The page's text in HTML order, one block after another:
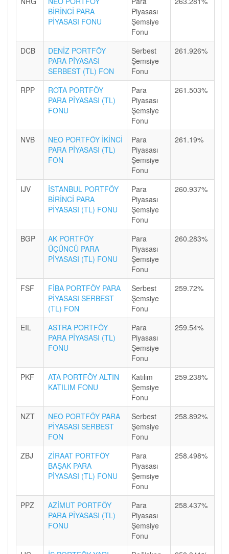
BİRİNCİ PARA
PİYASASI FONU
Piyasası
Şemsiye
Fonu
DCB
DENİZ PORTFÖY
PARA PİYASASI
SERBEST (TL) FON
Serbest
Şemsiye
Fonu
261.926%
RPP
ROTA PORTFÖY
PARA PİYASASI (TL)
FONU
Para
Piyasası
Şemsiye
Fonu
261.503%
NVB
NEO PORTFÖY İKİNCİ
PARA PİYASASI (TL)
FON
Para
Piyasası
Şemsiye
Fonu
261.19%
IJV
İSTANBUL PORTFÖY
BİRİNCİ PARA
PİYASASI (TL) FONU
Para
Piyasası
Şemsiye
Fonu
260.937%
BGP
AK PORTFÖY
ÜÇÜNCÜ PARA
PİYASASI (TL) FONU
Para
Piyasası
Şemsiye
Fonu
260.283%
FSF
FİBA PORTFÖY PARA
PİYASASI SERBEST
(TL) FON
Serbest
Şemsiye
Fonu
259.72%
EIL
ASTRA PORTFÖY
PARA PİYASASI (TL)
FONU
Para
Piyasası
Şemsiye
Fonu
259.54%
PKF
ATA PORTFÖY ALTIN
KATILIM FONU
Katılım
Şemsiye
Fonu
259.238%
NZT
NEO PORTFÖY PARA
PİYASASI SERBEST
FON
Serbest
Şemsiye
Fonu
258.892%
ZBJ
ZİRAAT PORTFÖY
BAŞAK PARA
PİYASASI (TL) FONU
Para
Piyasası
Şemsiye
Fonu
258.498%
PPZ
AZİMUT PORTFÖY
PARA PİYASASI (TL)
FONU
Para
Piyasası
Şemsiye
Fonu
258.437%